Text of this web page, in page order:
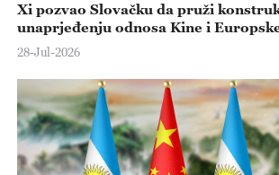
Xi pozvao Slovačku da pruži
unaprjeđenju odnosa Kine i
28-Jul-2026